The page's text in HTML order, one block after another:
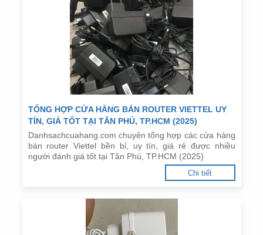
TỔNG HỢP CỬA HÀNG BÁN ROUTER VIETTEL UY
TÍN, GIÁ TỐT TẠI TÂN PHÚ, TP.HCM (2025)
Danhsachcuahang.com chuyên tổng hợp các cửa hàng
bán router Viettel bền bỉ, uy tín, giá rẻ được nhiều
người đánh giá tốt tại Tân Phú, TP.HCM (2025)
Chi tiết